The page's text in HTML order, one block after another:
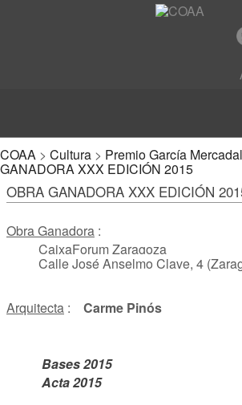
COAA > Cultura > Premio García Mercadal
GANADORA XXX EDICIÓN 2015
OBRA GANADORA XXX EDICIÓN
Obra Ganadora :
CaixaForum Zaragoza
Calle José Anselmo Clave, 4
Arquitecta : Carme Pinós
Bases 2015
Acta 2015